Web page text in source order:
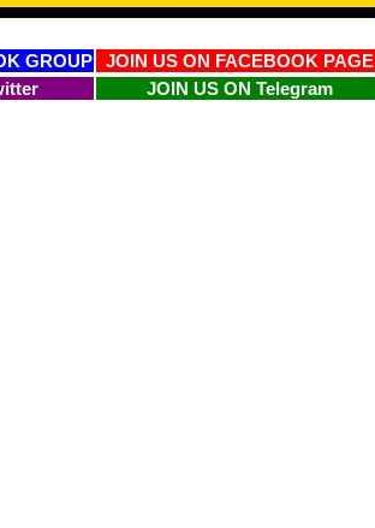
GROUP
JOIN US ON FACEBOOK PAGE
JOIN US ON Telegram